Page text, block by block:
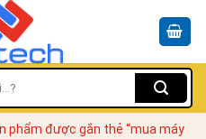
phẩm được gắn thẻ “mua máy